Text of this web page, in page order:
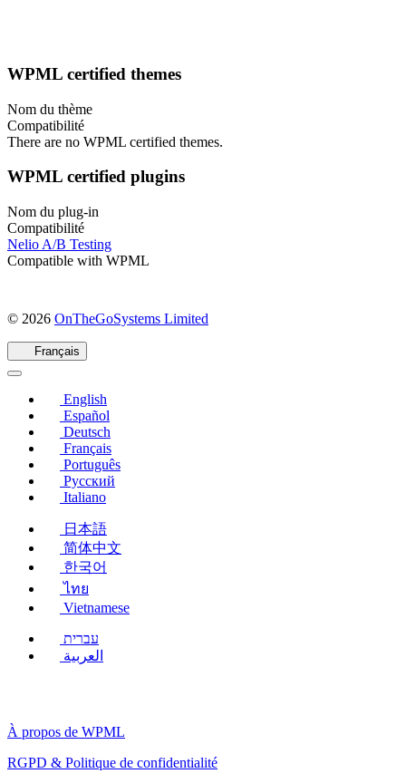
WPML certified themes
Nom du thème
Compatibilité
There are no WPML certified themes.
WPML certified plugins
Nom du plug-in
Compatibilité
Nelio A/B Testing
Compatible with WPML
© 2026 OnTheGoSystems Limited
Français
English
Español
Deutsch
Français
Português
Русский
Italiano
日本語
简体中文
한국어
ไทย
Vietnamese
עברית
العربية
À propos de WPML
RGPD & Politique de confidentialité